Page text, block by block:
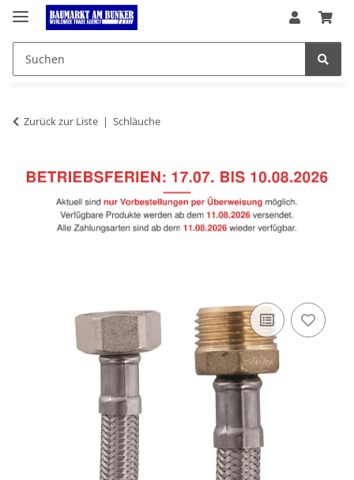
Zurück zur Liste Schläuche